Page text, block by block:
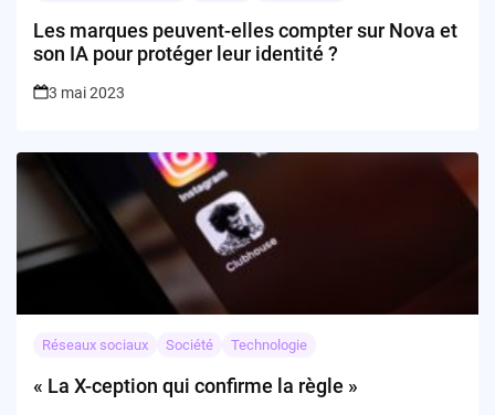
Les marques peuvent-elles compter sur Nova et
son IA pour protéger leur identité ?
3 mai 2023
Réseaux sociaux Société Technologie
« La X-ception qui confirme la règle »